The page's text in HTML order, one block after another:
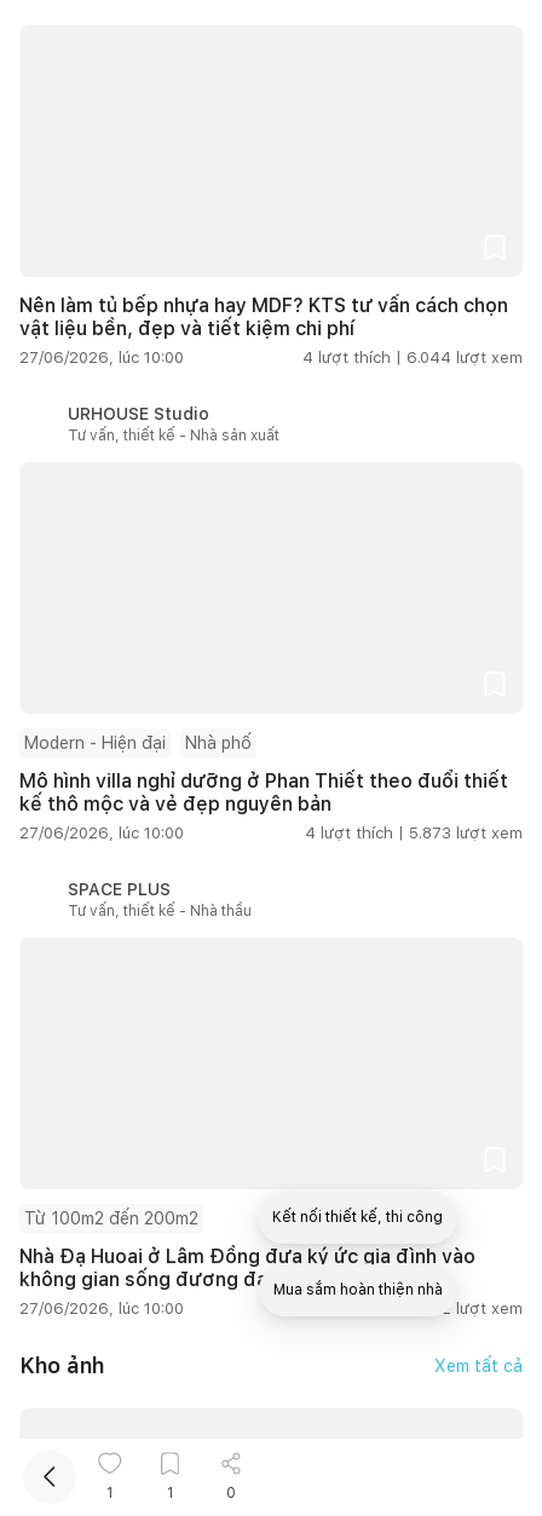
Nên làm tủ bếp nhựa hay MDF? KTS tư vấn cách chọn
vật liệu bền, đẹp và tiết kiệm chi phí
27/06/2026, lúc 10:00 4 lượt thích | 6.044 lượt xem
URHOUSE Studio
Tư vấn, thiết kế - Nhà sản xuất
Modern - Hiện đại Nhà phố
Mô hình villa nghỉ dưỡng ở Phan Thiết theo đuổi thiết
kế thô mộc và vẻ đẹp nguyên bản
27/06/2026, lúc 10:00 4 lượt thích | 5.873 lượt xem
SPACE PLUS
Tư vấn, thiết kế - Nhà thầu
Từ 100m2 đến 200m2
Nhà Đạ Huoai ở Lâm Đồng đưa ký ức gia đình vào
không gian sống đương đại
27/06/2026, lúc 10:00 13.822 lượt xem
Kho ảnh Xem tất cả
1 1 0
Kết nối thiết kế, thi công
Mua sắm hoàn thiện nhà